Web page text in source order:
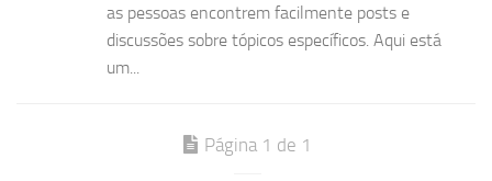
as pessoas encontrem facilmente posts e
discussões sobre tópicos específicos. Aqui está
um...
Página 1 de 1